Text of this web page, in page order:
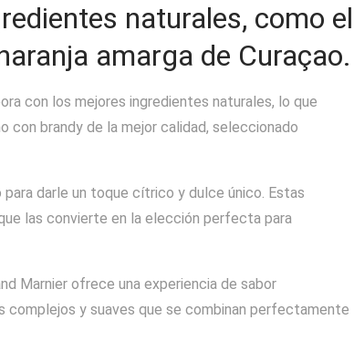
naturales, como el
amarga de Curaçao.
con los mejores ingredientes naturales, lo que
con brandy de la mejor calidad, seleccionado
para darle un toque cítrico y dulce único. Estas
las convierte en la elección perfecta para
Marnier ofrece una experiencia de sabor
complejos y suaves que se combinan perfectamente